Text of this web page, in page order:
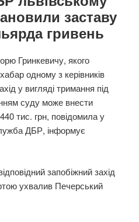
заставу
гривень
Гринкевичу, якого
одному з керівників
у вигляді тримання під
суду може внести
тис. грн, повідомила у
ДБР, інформує
запобіжний захід
ухвалив Печерський